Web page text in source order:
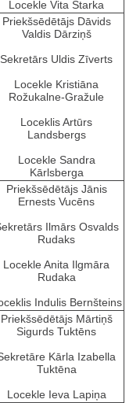
Locekle Vita Starka
Priekšsēdētājs Dāvids
Valdis Dārziņš
Sekretārs Uldis Zīverts
Locekle Kristiāna
Rožukalne-Gražule
Loceklis Artūrs
Landsbergs
Locekle Sandra
Kārlsberga
Priekšsēdētājs Jānis
Ernests Vucēns
Ilmārs Osvalds
Rudaks
Locekle Anita Ilgmāra
Rudaka
Indulis Bernšteins
Priekšsēdētājs Mārtiņš
Sigurds Tuktēns
Kārla Izabella
Tuktēna
Locekle Ieva Lapiņa